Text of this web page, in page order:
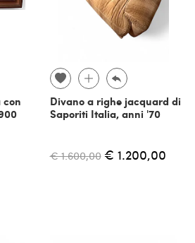
Divano a righe jacquard di
Saporiti Italia, anni '70
€ 1.600,00 € 1.200,00